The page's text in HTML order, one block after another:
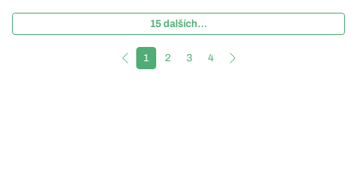
15 dalších...
1 2 3 4